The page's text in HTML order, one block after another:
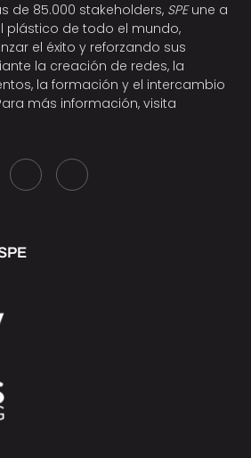
de 85.000 stakeholders, SPEune a
plástico de todo el mundo,
el éxito y reforzando sus
la creación de redes, la
la formación y el intercambio
más información, visita